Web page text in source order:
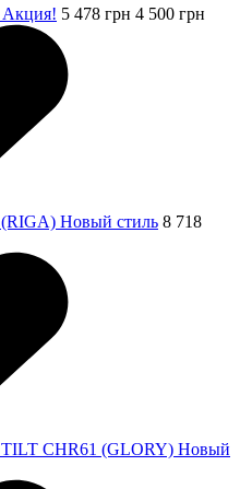
Акция! 5 478 грн 4 500 грн
Новый стиль 8 718
CHR61 (GLORY) Новый